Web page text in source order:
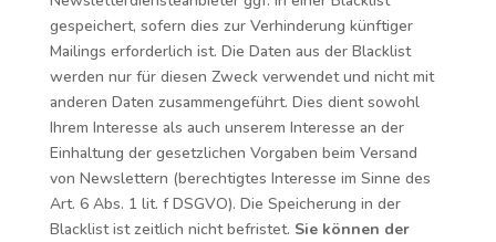
gespeichert, sofern dies zur Verhinderung künftiger
Mailings erforderlich ist. Die Daten aus der Blacklist
werden nur für diesen Zweck verwendet und nicht mit
anderen Daten zusammengeführt. Dies dient sowohl
Ihrem Interesse als auch unserem Interesse an der
Einhaltung der gesetzlichen Vorgaben beim Versand
von Newslettern (berechtigtes Interesse im Sinne des
Art. 6 Abs. 1 lit. f DSGVO). Die Speicherung in der
Blacklist ist zeitlich nicht befristet. Sie können der